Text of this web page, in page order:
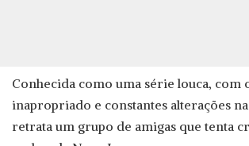
Conhecida como uma série louca, com
inapropriado e constantes alterações
retrata um grupo de amigas que tenta